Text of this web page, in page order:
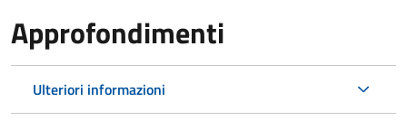
Approfondimenti
Ulteriori informazioni